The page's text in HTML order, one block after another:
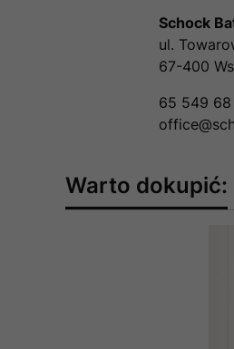
Schock
ul.
67-400
65 549
Warto dokupić: